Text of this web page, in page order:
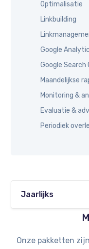
Optimalisatie
Linkbuilding
Google
Google Search
Maandelijkse
Monitoring &
Evaluatie &
Periodiek
Jaarlijks
Onze pakketten